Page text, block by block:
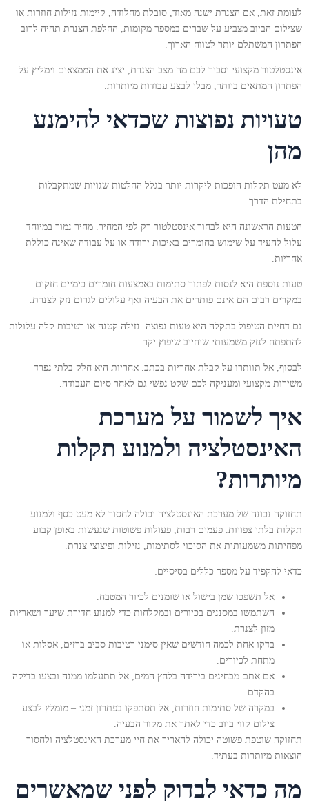
לעומת זאת, אם הצנרת ישנה מאוד, סובלת מחלודה, קיימות נזילות חוזרות או
שצילום הביוב מצביע על שברים במספר מקומות, החלפת הצנרת תהיה לרוב
הפתרון המשתלם יותר לטווח הארוך.
אינסטלטור מקצועי יסביר לכם מה מצב הצנרת, יציג את הממצאים וימליץ על
הפתרון המתאים ביותר, מבלי לבצע עבודות מיותרות.
טעויות נפוצות שכדאי להימנע
מהן
לא מעט תקלות הופכות ליקרות יותר בגלל החלטות שגויות שמתקבלות
בתחילת הדרך.
הטעות הראשונה היא לבחור אינסטלטור רק לפי המחיר. מחיר נמוך במיוחד
עלול להעיד על שימוש בחומרים באיכות ירודה או על עבודה שאינה כוללת
אחריות.
טעות נוספת היא לנסות לפתור סתימות באמצעות חומרים כימיים חזקים.
במקרים רבים הם אינם פותרים את הבעיה ואף עלולים לגרום נזק לצנרת.
גם דחיית הטיפול בתקלה היא טעות נפוצה. נזילה קטנה או רטיבות קלה עלולות
להתפתח לנזק משמעותי שיחייב שיפוץ יקר.
לבסוף, אל תוותרו על קבלת אחריות בכתב. אחריות היא חלק בלתי נפרד
משירות מקצועי ומעניקה לכם שקט נפשי גם לאחר סיום העבודה.
איך לשמור על מערכת
האינסטלציה ולמנוע תקלות
מיותרות?
תחזוקה נכונה של מערכת האינסטלציה יכולה לחסוך לא מעט כסף ולמנוע
תקלות בלתי צפויות. פעמים רבות, פעולות פשוטות שנעשות באופן קבוע
מפחיתות משמעותית את הסיכוי לסתימות, נזילות ופיצוצי צנרת.
כדאי להקפיד על מספר כללים בסיסיים:
אל תשפכו שמן בישול או שומנים לכיור המטבח.
השתמשו במסננים בכיורים ובמקלחות כדי למנוע חדירת שיער ושאריות
מזון לצנרת.
בדקו אחת לכמה חודשים שאין סימני רטיבות סביב ברזים, אסלות או
מתחת לכיורים.
אם אתם מבחינים בירידה בלחץ המים, אל תתעלמו ממנה ובצעו בדיקה
בהקדם.
במקרה של סתימות חוזרות, אל תסתפקו בפתרון זמני – מומלץ לבצע
צילום קווי ביוב כדי לאתר את מקור הבעיה.
תחזוקה שוטפת פשוטה יכולה להאריך את חיי מערכת האינסטלציה ולחסוך
הוצאות מיותרות בעתיד.
מה כדאי לבדוק לפני שמאשרים